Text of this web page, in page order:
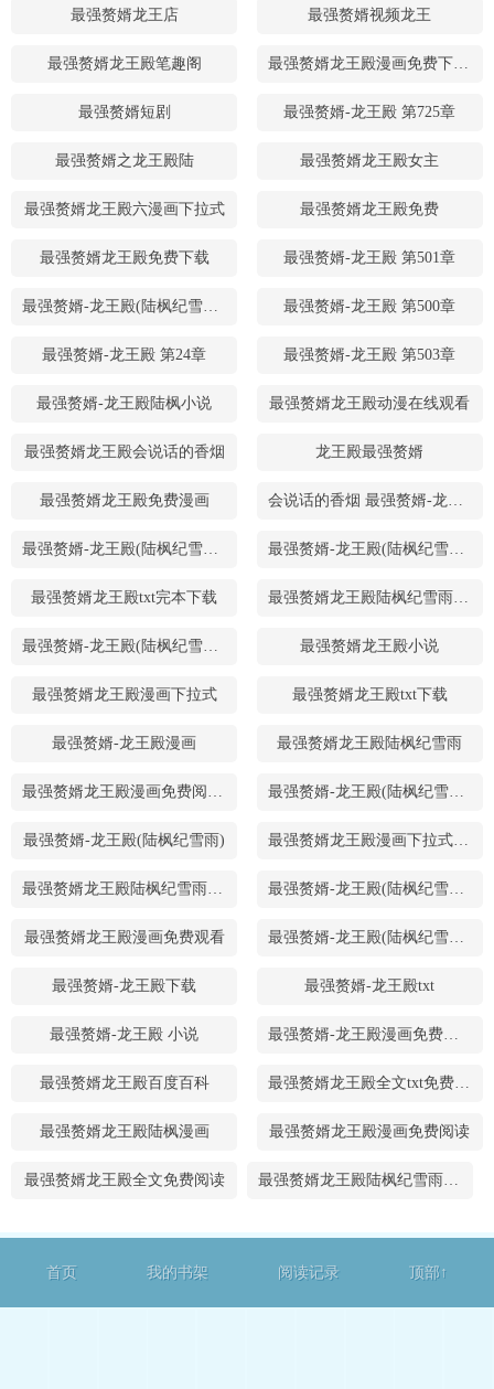
最强赘婿龙王店 最强赘婿视频龙王
最强赘婿龙王殿笔趣阁 最强赘婿龙王殿漫画免费下拉式六漫画
最强赘婿短剧 最强赘婿-龙王殿 第725章
最强赘婿之龙王殿陆 最强赘婿龙王殿女主
最强赘婿龙王殿六漫画下拉式 最强赘婿龙王殿免费
最强赘婿龙王殿免费下载 最强赘婿-龙王殿 第501章
最强赘婿-龙王殿(陆枫纪雪雨)会说话的香烟 最强赘婿-龙王殿 第500章
最强赘婿-龙王殿 第24章 最强赘婿-龙王殿 第503章
最强赘婿-龙王殿陆枫小说 最强赘婿龙王殿动漫在线观看
最强赘婿龙王殿会说话的香烟 龙王殿最强赘婿
最强赘婿龙王殿免费漫画 会说话的香烟 最强赘婿-龙王殿
最强赘婿-龙王殿(陆枫纪雪雨)txt 最强赘婿-龙王殿(陆枫纪雪雨) 小说TXT下载
最强赘婿龙王殿txt完本下载 最强赘婿龙王殿陆枫纪雪雨漫画
最强赘婿-龙王殿(陆枫纪雪雨) 小说 最强赘婿龙王殿小说
最强赘婿龙王殿漫画下拉式 最强赘婿龙王殿txt下载
最强赘婿-龙王殿漫画 最强赘婿龙王殿陆枫纪雪雨
最强赘婿龙王殿漫画免费阅读下拉式 最强赘婿-龙王殿(陆枫纪雪雨)6035集
最强赘婿-龙王殿(陆枫纪雪雨) 最强赘婿龙王殿漫画下拉式六漫画
最强赘婿龙王殿陆枫纪雪雨下载 最强赘婿-龙王殿(陆枫纪雪雨)TXT下载
最强赘婿龙王殿漫画免费观看 最强赘婿-龙王殿(陆枫纪雪雨)漫画
最强赘婿-龙王殿下载 最强赘婿-龙王殿txt
最强赘婿-龙王殿 小说 最强赘婿-龙王殿漫画免费阅读
最强赘婿龙王殿百度百科 最强赘婿龙王殿全文txt免费下载
最强赘婿龙王殿陆枫漫画 最强赘婿龙王殿漫画免费阅读
最强赘婿龙王殿全文免费阅读 最强赘婿龙王殿陆枫纪雪雨最新章节
首页 我的书架 阅读记录 顶部↑